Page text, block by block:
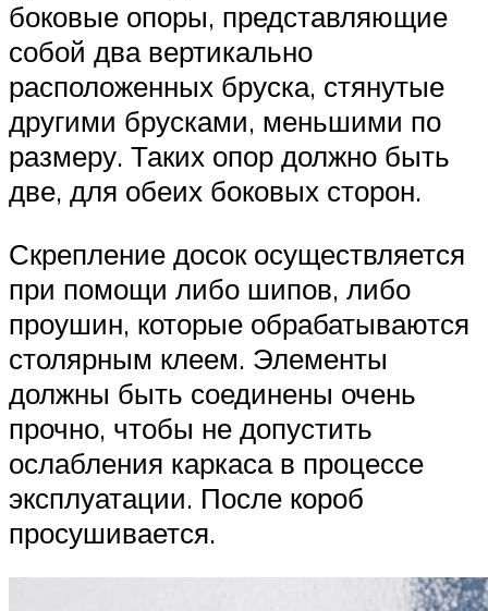
боковые опоры, представляющие
собой два вертикально
расположенных бруска, стянутые
другими брусками, меньшими по
размеру. Таких опор должно быть
две, для обеих боковых сторон.
Скрепление досок осуществляется
при помощи либо шипов, либо
проушин, которые обрабатываются
столярным клеем. Элементы
должны быть соединены очень
прочно, чтобы не допустить
ослабления каркаса в процессе
эксплуатации. После короб
просушивается.